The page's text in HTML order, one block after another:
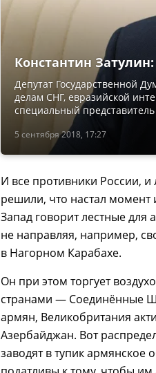
5 сентября 2018, 17:27
Константин
Депутат Государственной
делам СНГ, евразийской
специальный
И все противники России,
решили, что настал момент
Запад говорит лестные для
не направляя, например,
в Нагорном Карабахе.
Он при этом торгует
странами — Соединённые
армян, Великобритания
Азербайджан. Вот
заводят в тупик армянское